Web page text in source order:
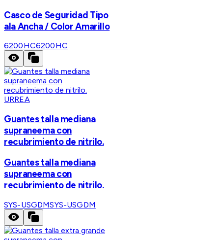
Casco de Seguridad Tipo
ala Ancha / Color Amarillo
6200HC6200HC
URREA
Guantes talla mediana
supraneema con
recubrimiento de nitrilo.
Guantes talla mediana
supraneema con
recubrimiento de nitrilo.
SYS-USGDMSYS-USGDM